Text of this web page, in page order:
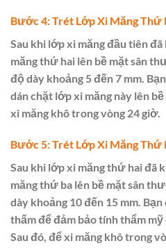
Bước 4: Trét Lớp Xi Măng Thứ
Sau khi lớp xi măng đầu tiên
măng thứ hai lên bề mặt sân
độ dày khoảng 5 đến 7 mm.
dán chặt lớp xi măng này lên
xi măng khô trong vòng 24 giờ.
Bước 5: Trét Lớp Xi Măng Thứ
Sau khi lớp xi măng thứ hai đã
măng thứ ba lên bề mặt sân
dày khoảng 10 đến 15 mm.
thấm để đảm bảo tính thẩm
Sau đó, để xi măng khô trong